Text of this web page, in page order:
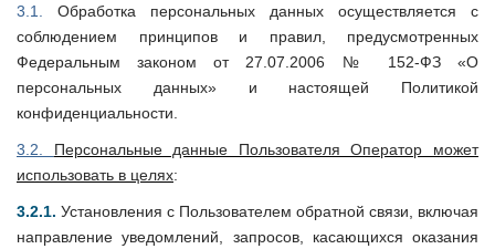
3.1. Обработка персональных данных осуществляется с
соблюдением принципов и правил, предусмотренных
Федеральным законом от 27.07.2006 № 152-ФЗ «О
персональных данных» и настоящей Политикой
конфиденциальности.
3.2. Персональные данные Пользователя Оператор может
использовать в целях:
3.2.1. Установления с Пользователем обратной связи, включая
направление уведомлений, запросов, касающихся оказания